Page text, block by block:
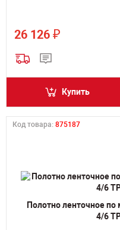
26 126 ₽
Купить
Код товара: 875187
Полотно ленточное
4/6